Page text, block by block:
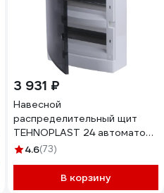
3 931 ₽
Навесной
распределительный щит
TEHNOPLAST 24 автоматов
IP40 - N24C 30537
4.6(73)
В корзину